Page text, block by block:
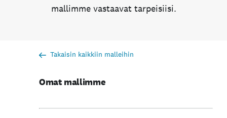
mallimme vastaavat tarpeisiisi.
Takaisin kaikkiin malleihin
Omat mallimme